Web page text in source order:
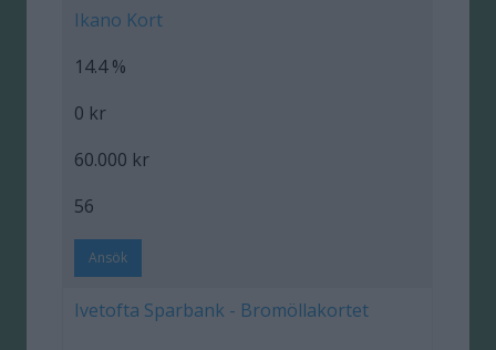
Ikano Kort
14.4 %
0 kr
60.000 kr
56
Ansök
Ivetofta Sparbank - Bromöllakortet